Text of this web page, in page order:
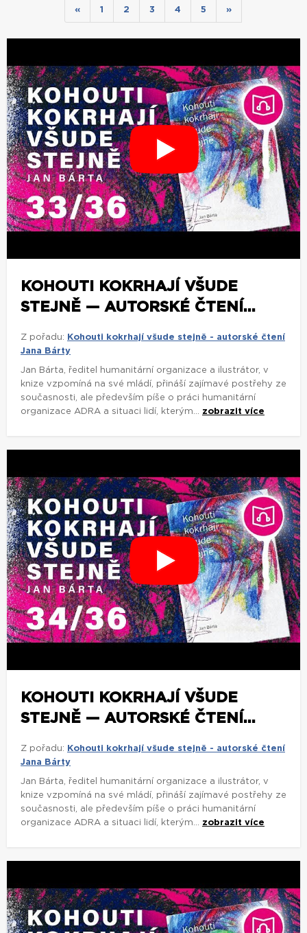
« 1 2 3 4 5 »
KOHOUTI KOKRHAJÍ VŠUDE
STEJNĚ — AUTORSKÉ ČTENÍ...
Z pořadu:
Kohouti kokrhají všude stejně - autorské čtení
Jana Bárty
Jan Bárta, ředitel humanitární organizace a ilustrátor, v
knize vzpomíná na své mládí, přináší zajímavé postřehy ze
současnosti, ale především píše o práci humanitární
organizace ADRA a situaci lidí, kterým... zobrazit více
KOHOUTI KOKRHAJÍ VŠUDE
STEJNĚ — AUTORSKÉ ČTENÍ...
Z pořadu:
Kohouti kokrhají všude stejně - autorské čtení
Jana Bárty
Jan Bárta, ředitel humanitární organizace a ilustrátor, v
knize vzpomíná na své mládí, přináší zajímavé postřehy ze
současnosti, ale především píše o práci humanitární
organizace ADRA a situaci lidí, kterým... zobrazit více